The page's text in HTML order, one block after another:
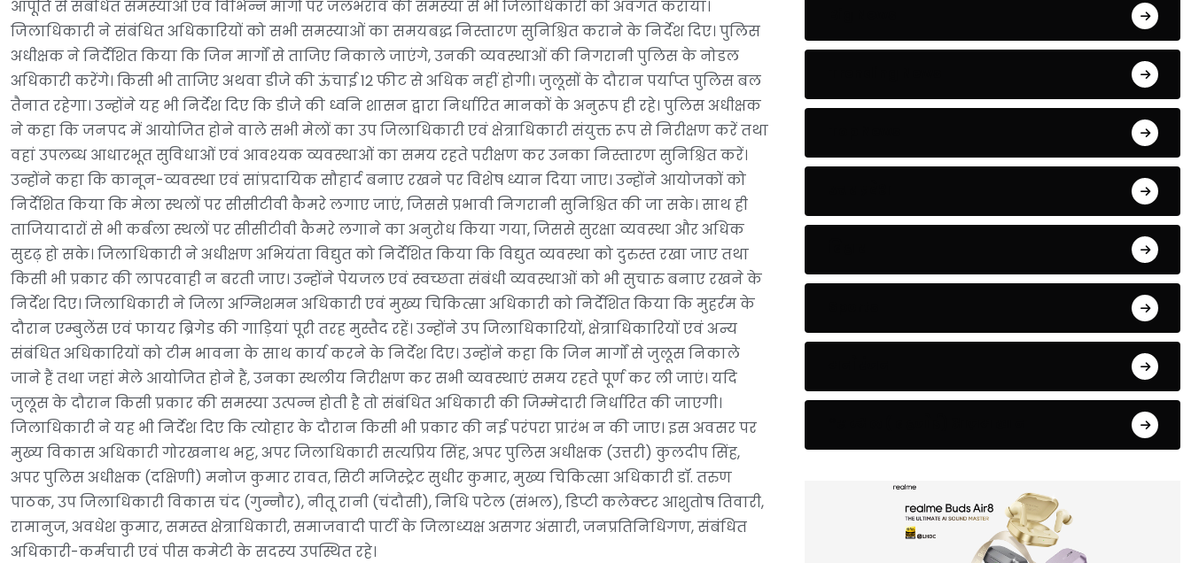
आपूर्ति से संबंधित समस्याओं एवं विभिन्न मार्गों पर जलभराव की समस्या से भी जिलाधिकारी को अवगत कराया।
जिलाधिकारी ने संबंधित अधिकारियों को सभी समस्याओं का समयबद्ध निस्तारण सुनिश्चित कराने के निर्देश दिए। पुलिस
अधीक्षक ने निर्देशित किया कि जिन मार्गों से ताजिए निकाले जाएंगे, उनकी व्यवस्थाओं की निगरानी पुलिस के नोडल
अधिकारी करेंगे। किसी भी ताजिए अथवा डीजे की ऊंचाई 12 फीट से अधिक नहीं होगी। जुलूसों के दौरान पर्याप्त पुलिस बल
तैनात रहेगा। उन्होंने यह भी निर्देश दिए कि डीजे की ध्वनि शासन द्वारा निर्धारित मानकों के अनुरूप ही रहे। पुलिस अधीक्षक
ने कहा कि जनपद में आयोजित होने वाले सभी मेलों का उप जिलाधिकारी एवं क्षेत्राधिकारी संयुक्त रूप से निरीक्षण करें तथा
वहां उपलब्ध आधारभूत सुविधाओं एवं आवश्यक व्यवस्थाओं का समय रहते परीक्षण कर उनका निस्तारण सुनिश्चित करें।
उन्होंने कहा कि कानून-व्यवस्था एवं सांप्रदायिक सौहार्द बनाए रखने पर विशेष ध्यान दिया जाए। उन्होंने आयोजकों को
निर्देशित किया कि मेला स्थलों पर सीसीटीवी कैमरे लगाए जाएं, जिससे प्रभावी निगरानी सुनिश्चित की जा सके। साथ ही
ताजियादारों से भी कर्बला स्थलों पर सीसीटीवी कैमरे लगाने का अनुरोध किया गया, जिससे सुरक्षा व्यवस्था और अधिक
सुदृढ़ हो सके। जिलाधिकारी ने अधीक्षण अभियंता विद्युत को निर्देशित किया कि विद्युत व्यवस्था को दुरुस्त रखा जाए तथा
किसी भी प्रकार की लापरवाही न बरती जाए। उन्होंने पेयजल एवं स्वच्छता संबंधी व्यवस्थाओं को भी सुचारु बनाए रखने के
निर्देश दिए। जिलाधिकारी ने जिला अग्निशमन अधिकारी एवं मुख्य चिकित्सा अधिकारी को निर्देशित किया कि मुहर्रम के
दौरान एम्बुलेंस एवं फायर ब्रिगेड की गाड़ियां पूरी तरह मुस्तैद रहें। उन्होंने उप जिलाधिकारियों, क्षेत्राधिकारियों एवं अन्य
संबंधित अधिकारियों को टीम भावना के साथ कार्य करने के निर्देश दिए। उन्होंने कहा कि जिन मार्गों से जुलूस निकाले
जाने हैं तथा जहां मेले आयोजित होने हैं, उनका स्थलीय निरीक्षण कर सभी व्यवस्थाएं समय रहते पूर्ण कर ली जाएं। यदि
जुलूस के दौरान किसी प्रकार की समस्या उत्पन्न होती है तो संबंधित अधिकारी की जिम्मेदारी निर्धारित की जाएगी।
जिलाधिकारी ने यह भी निर्देश दिए कि त्योहार के दौरान किसी भी प्रकार की नई परंपरा प्रारंभ न की जाए। इस अवसर पर
मुख्य विकास अधिकारी गोरखनाथ भट्ट, अपर जिलाधिकारी सत्यप्रिय सिंह, अपर पुलिस अधीक्षक (उत्तरी) कुलदीप सिंह,
अपर पुलिस अधीक्षक (दक्षिणी) मनोज कुमार रावत, सिटी मजिस्ट्रेट सुधीर कुमार, मुख्य चिकित्सा अधिकारी डॉ. तरुण
पाठक, उप जिलाधिकारी विकास चंद (गुन्नौर), नीतू रानी (चंदौसी), निधि पटेल (संभल), डिप्टी कलेक्टर आशुतोष तिवारी,
रामानुज, अवधेश कुमार, समस्त क्षेत्राधिकारी, समाजवादी पार्टी के जिलाध्यक्ष असगर अंसारी, जनप्रतिनिधिगण, संबंधित
अधिकारी-कर्मचारी एवं पीस कमेटी के सदस्य उपस्थित रहे।